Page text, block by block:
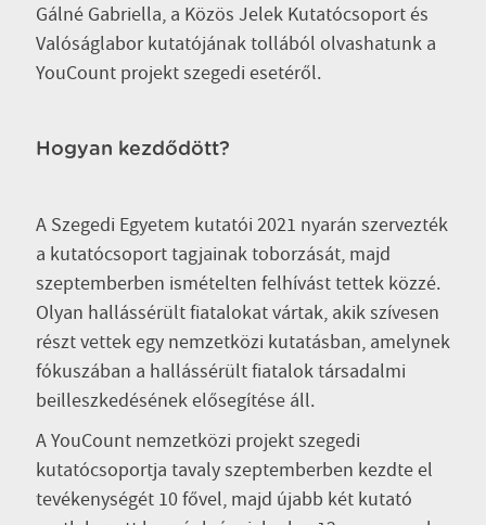
Gálné Gabriella, a Közös Jelek Kutatócsoport és
Valóságlabor kutatójának tollából olvashatunk a
YouCount projekt szegedi esetéről.
Hogyan kezdődött?
A Szegedi Egyetem kutatói 2021 nyarán szervezték
a kutatócsoport tagjainak toborzását, majd
szeptemberben ismételten felhívást tettek közzé.
Olyan hallássérült fiatalokat vártak, akik szívesen
részt vettek egy nemzetközi kutatásban, amelynek
fókuszában a hallássérült fiatalok társadalmi
beilleszkedésének elősegítése áll.
A YouCount nemzetközi projekt szegedi
kutatócsoportja tavaly szeptemberben kezdte el
tevékenységét 10 fővel, majd újabb két kutató